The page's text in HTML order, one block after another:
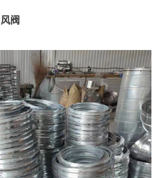
风阀